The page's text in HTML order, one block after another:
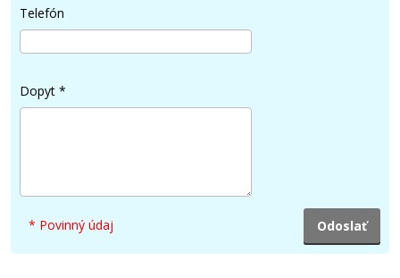
4,90 €
Telefón
Dopyt *
* Povinný údaj